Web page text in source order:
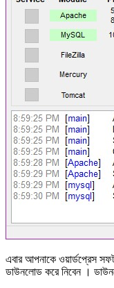
এবার আপনাকে ওয়ার্ডপ্রেস
ডাউনলোড করে নিবেন ।